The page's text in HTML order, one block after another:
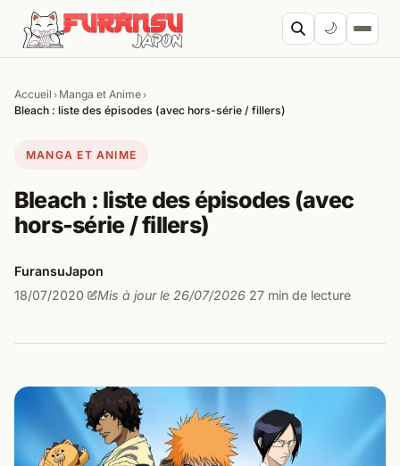
Aller au contenu
🌙
Accueil › Manga et Anime›
Bleach : liste des épisodes (avec hors-série / fillers)
MANGA ET ANIME
Bleach : liste des épisodes (avec
hors-série / fillers)
FuransuJapon
18/07/2020· Mis à jour le 26/07/2026· 27 min de lecture